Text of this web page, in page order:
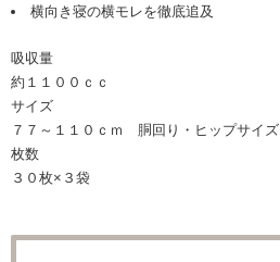
横向き寝の横モレを徹底追及
吸収量
約１１００ｃｃ
サイズ
７７～１１０ｃｍ 胴回り・ヒップサイズ
枚数
３０枚×３袋